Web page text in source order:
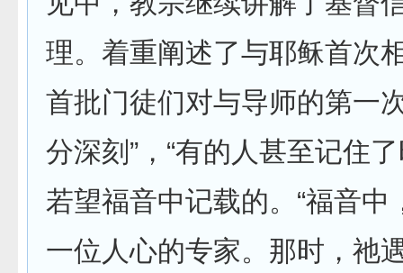
理。着重阐述了与耶稣首次
首批门徒们对与导师的第一
分深刻”，“有的人甚至记住
若望福音中记载的。“福音中
一位人心的专家。那时，祂